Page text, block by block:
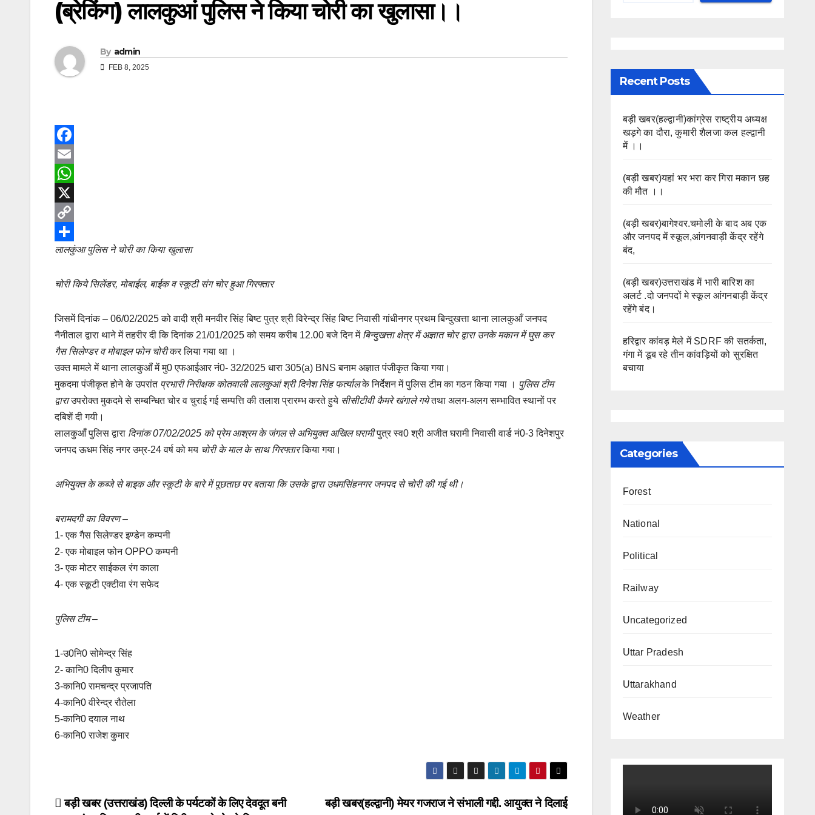
(ब्रेकिंग) लालकुआं पुलिस ने किया चोरी का खुलासा।।
By admin
FEB 8, 2025
F
a
c
e
b
o
k
E
m
a
l
W
h
a
t
A
p
X
C
o
y
i
n
k
S
a
e
लालकुंआ पुलिस ने चोरी का किया खुलासा
चोरी किये सिलेंडर, मोबाईल, बाईक व स्कूटी संग चोर हुआ गिरफ्तार
जिसमें दिनांक – 06/02/2025 को वादी श्री मनवीर सिंह बिष्ट पुत्र श्री विरेन्द्र सिंह बिष्ट निवासी गांधीनगर प्रथम बिन्दुखत्ता थाना लालकुआँ जनपद
नैनीताल द्वारा थाने में तहरीर दी कि दिनांक 21/01/2025 को समय करीब 12.00 बजे दिन में बिन्दुखत्ता क्षेत्र में अज्ञात चोर द्वारा उनके मकान में घुस कर
गैस सिलेण्डर व मोबाइल फोन चोरीकर लिया गया था ।
उक्त मामले में थाना लालकुआँ में मु0 एफआईआर नं0- 32/2025 धारा 305(a) BNS बनाम अज्ञात पंजीकृत किया गया।
मुकदमा पंजीकृत होने के उपरांत प्रभारी निरीक्षक कोतवाली लालकुआं श्री दिनेश सिंह फर्त्यालके निर्देशन में पुलिस टीम का गठन किया गया । पुलिस टीम
द्वाराउपरोक्त मुकदमे से सम्बन्धित चोर व चुराई गई सम्पत्ति की तलाश प्रारम्भ करते हुये सीसीटीवी कैमरे खंगाले गयेतथा अलग-अलग सम्भावित स्थानों पर
दबिशें दी गयी।
लालकुआँ पुलिस द्वारा दिनांक 07/02/2025 को प्रेम आश्रम के जंगल से अभियुक्त अखिल घरामीपुत्र स्व0 श्री अजीत घरामी निवासी वार्ड नं0-3 दिनेशपुर
जनपद ऊधम सिंह नगर उम्र-24 वर्ष को मय चोरी के माल के साथ गिरफ्तारकिया गया।
अभियुक्त के कब्जे से बाइक और स्कूटी के बारे में पूछताछ पर बताया कि उसके द्वारा उधमसिंहनगर जनपद से चोरी की गई थी।
बरामदगी का विवरण –
1- एक गैस सिलेण्डर इण्डेन कम्पनी
2- एक मोबाइल फोन OPPO कम्पनी
3- एक मोटर साईकल रंग काला
4- एक स्कूटी एक्टीवा रंग सफेद
पुलिस टीम –
1-उ0नि0 सोमेन्द्र सिंह
2- कानि0 दिलीप कुमार
3-कानि0 रामचन्द्र प्रजापति
4-कानि0 वीरेन्द्र रौतेला
5-कानि0 दयाल नाथ
6-कानि0 राजेश कुमार
Post
बड़ी खबर(हल्द्वानी) मेयर गजराज ने संभाली गद्दी. आयुक्त ने दिलाई
बड़ी खबर (उत्तराखंड) दिल्ली के पर्यटकों के लिए देवदूत बनी
Recent Posts
बड़ी खबर(हल्द्वानी)कांग्रेस राष्ट्रीय अध्यक्ष
खड़गे का दौरा, कुमारी शैलजा कल हल्द्वानी
में ।।
(बड़ी खबर)यहां भर भरा कर गिरा मकान छह
की मौत ।।
(बड़ी खबर)बागेश्वर.चमोली के बाद अब एक
और जनपद में स्कूल,आंगनवाड़ी केंद्र रहेंगे
बंद,
(बड़ी खबर)उत्तराखंड में भारी बारिश का
अलर्ट .दो जनपदों मे स्कूल आंगनबाड़ी केंद्र
रहेंगे बंद।
हरिद्वार कांवड़ मेले में SDRF की सतर्कता,
गंगा में डूब रहे तीन कांवड़ियों को सुरक्षित
बचाया
Categories
Forest
National
Political
Railway
Uncategorized
Uttar Pradesh
Uttarakhand
Weather